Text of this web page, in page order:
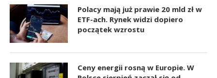
Polacy mają już prawie 20 mld zł w
ETF-ach. Rynek widzi dopiero
początek wzrostu
Ceny energii rosną w Europie. W